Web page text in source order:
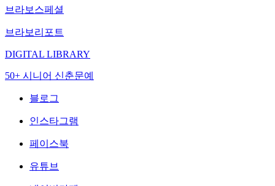
브라보스페셜
브라보리포트
DIGITAL LIBRARY
50+ 시니어 신춘문예
블로그
인스타그램
페이스북
유튜브